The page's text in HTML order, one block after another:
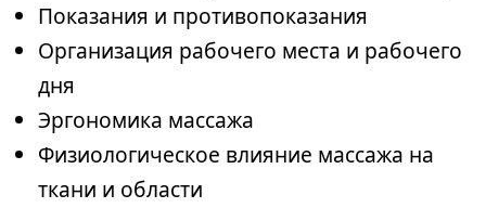
Показания и противопоказания
Организация рабочего места и рабочего
дня
Эргономика массажа
Физиологическое влияние массажа на
ткани и области